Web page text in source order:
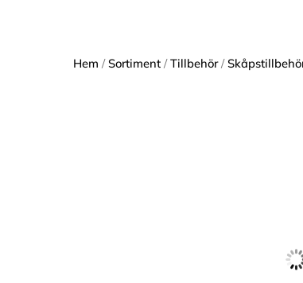
Hem /Sortiment /Tillbehör/